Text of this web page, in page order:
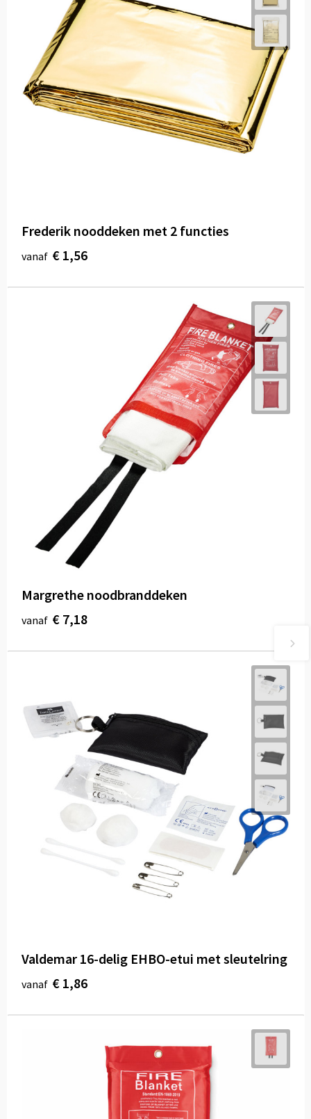
Frederik nooddeken met 2 functies
vanaf € 1,56
Margrethe noodbranddeken
vanaf € 7,18
Valdemar 16-delig EHBO-etui met sleutelring
vanaf € 1,86